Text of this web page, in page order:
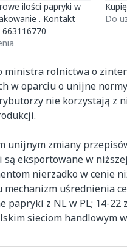
ilości papryki w
. Kontakt
Do
ministra rolnictwa o
w oparciu o unijne
nie korzystają z
unijnym zmiany
eksportowane w
nierzadko w cenie
uśrednienia
papryki z NL w PL; 14-
sieciom handlowym